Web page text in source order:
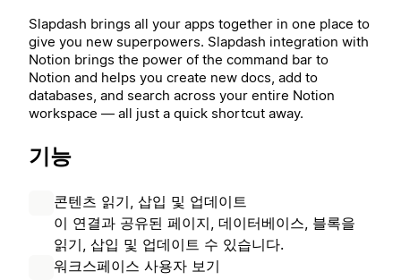
Slapdash brings all your apps together in one place to
give you new superpowers. Slapdash integration with
Notion brings the power of the command bar to
Notion and helps you create new docs, add to
databases, and search across your entire Notion
workspace — all just a quick shortcut away.
기능
콘텐츠 읽기, 삽입 및 업데이트
이 연결과 공유된 페이지, 데이터베이스, 블록을
읽기, 삽입 및 업데이트 수 있습니다.
워크스페이스 사용자 보기